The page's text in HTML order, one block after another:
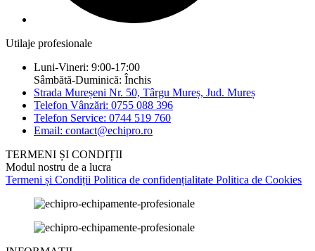
Utilaje profesionale
Luni-Vineri: 9:00-17:00
Sâmbătă-Duminică: Închis
Strada Mureșeni Nr. 50, Târgu Mureș, Jud. Mureș
Telefon Vânzări: 0755 088 396
Telefon Service: 0744 519 760
Email: contact@echipro.ro
TERMENI ȘI CONDIȚII
Modul nostru de a lucra
Termeni și Condiții Politica de confidențialitate Politica de Cookies